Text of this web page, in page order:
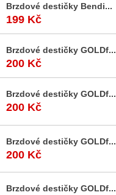
Brzdové destičky Bendi...
199 Kč
Brzdové destičky GOLDf...
200 Kč
Brzdové destičky GOLDf...
200 Kč
Brzdové destičky GOLDf...
200 Kč
Brzdové destičky GOLDf...